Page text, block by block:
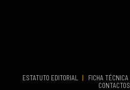
ESTATUTO EDITORIAL | FICHA TÉCNICA
CONTACTOS